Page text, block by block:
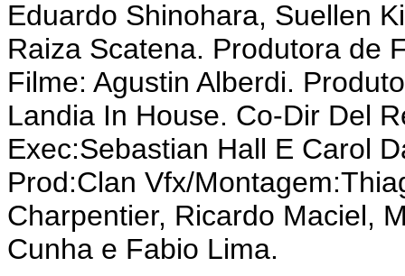
Eduardo Shinohara, Suellen
Raiza Scatena. Produtora de
Filme: Agustin Alberdi.
Landia In House. Co-Dir Del
Exec:Sebastian Hall E Carol
Prod:Clan Vfx/
Charpentier, Ricardo Maciel,
Cunha e Fabio Lima.